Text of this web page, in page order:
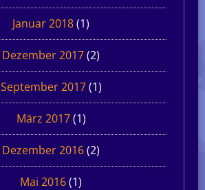
Januar 2018(1)
Dezember 2017(2)
September 2017(1)
März 2017(1)
Dezember 2016(2)
Mai 2016(1)